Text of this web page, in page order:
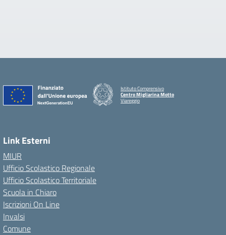
Istituto Comprensivo
Centro Migliarina Motto
Viareggio
Link Esterni
MIUR
Ufficio Scolastico Regionale
Ufficio Scolastico Territoriale
Scuola in Chiaro
Iscrizioni On Line
Invalsi
Comune